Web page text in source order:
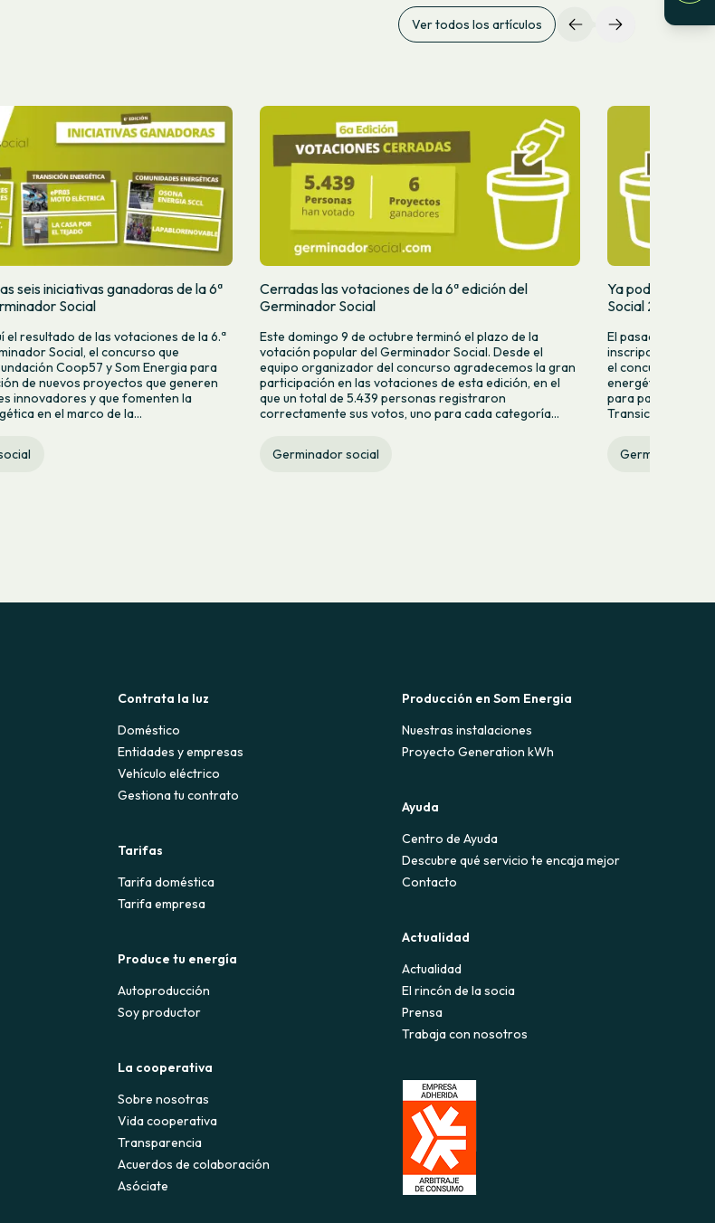
Ver todos los artículos
seis iniciativas ganadoras de la 6ª
Social
el resultado de las votaciones de la 6.ª
Social, el concurso que
Coop57 y Som Energia para
de nuevos proyectos que generen
innovadores y que fomenten la
en el marco de la...
Cerradas las votaciones de la 6ª edición del
Germinador Social
Este domingo 9 de octubre terminó el plazo de la
votación popular del Germinador Social. Desde el
equipo organizador del concurso agradecemos la gran
participación en las votaciones de esta edición, en el
que un total de 5.439 personas registraron
correctamente sus votos, uno para cada categoría...
Germinador social
Ya podéis votar
Social 2022
El pasado mes de
inscripciones de
el concurso de
energética. Del
para participar,
Transición
Germinador
Contrata la luz
Doméstico
Entidades y empresas
Vehículo eléctrico
Gestiona tu contrato
Tarifas
Tarifa doméstica
Tarifa empresa
Produce tu energía
Autoproducción
Soy productor
La cooperativa
Sobre nosotras
Vida cooperativa
Transparencia
Acuerdos de colaboración
Asóciate
Producción en Som Energia
Nuestras instalaciones
Proyecto Generation kWh
Ayuda
Centro de Ayuda
Descubre qué servicio te encaja mejor
Contacto
Actualidad
Actualidad
El rincón de la socia
Prensa
Trabaja con nosotros